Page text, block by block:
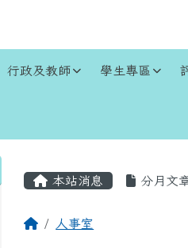
行政及教師 學生專區
主內容區域
本站消息 分月文
回首頁人事室